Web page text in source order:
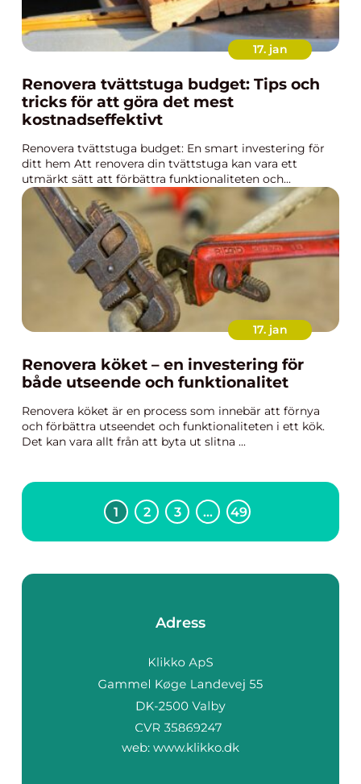
17. jan
Renovera tvättstuga budget: Tips och
tricks för att göra det mest
kostnadseffektivt
Renovera tvättstuga budget: En smart investering för
ditt hem Att renovera din tvättstuga kan vara ett
utmärkt sätt att förbättra funktionaliteten och...
17. jan
Renovera köket – en investering för
både utseende och funktionalitet
Renovera köket är en process som innebär att förnya
och förbättra utseendet och funktionaliteten i ett kök.
Det kan vara allt från att byta ut slitna ...
1 2 3 … 49
Adress
web: www.klikko.dk